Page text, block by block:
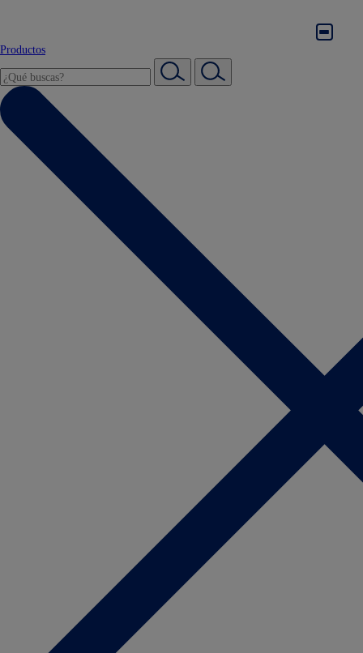
Productos